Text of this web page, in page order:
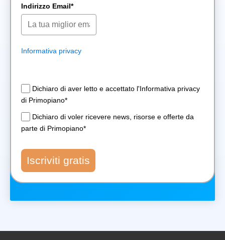
Indirizzo Email*
Informativa privacy
Dichiaro di aver letto e accettato l'Informativa privacy
di Primopiano*
Dichiaro di voler ricevere news, risorse e offerte da
parte di Primopiano*
Iscriviti gratis